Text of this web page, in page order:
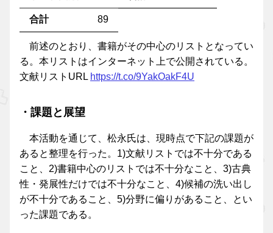
合計 89
前述のとおり、書籍がその中心のリストとなってい
る。本リストはインターネット上で公開されている。
文献リストURL https://t.co/9YakOakF4U
・課題と展望
本活動を通じて、松永氏は、現時点で下記の課題が
あると整理を行った。1)文献リストでは不十分である
こと、2)書籍中心のリストでは不十分なこと、3)古典
性・発展性だけでは不十分なこと、4)候補の洗い出し
が不十分であること、5)分野に偏りがあること、とい
った課題である。